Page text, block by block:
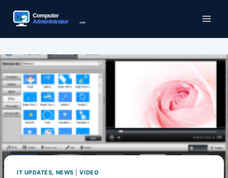
Inhalt
IT UPDATES, NEWS |VIDEO